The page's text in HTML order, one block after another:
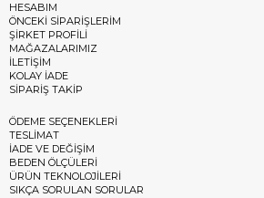
HESABIM
ÖNCEKİ SİPARİŞLERİM
ŞİRKET PROFİLİ
MAĞAZALARIMIZ
İLETİŞİM
KOLAY İADE
SİPARİŞ TAKİP
ÖDEME SEÇENEKLERİ
TESLİMAT
İADE VE DEĞİŞİM
BEDEN ÖLÇÜLERİ
ÜRÜN TEKNOLOJİLERİ
SIKÇA SORULAN SORULAR